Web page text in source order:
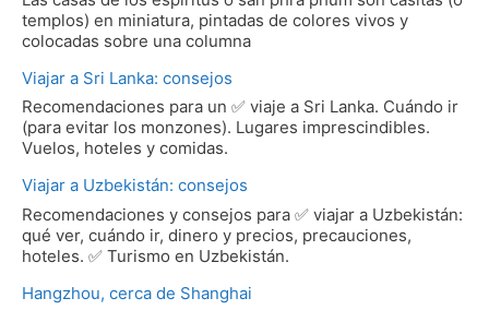
templos) en miniatura, pintadas de colores vivos y
colocadas sobre una columna
Viajar a Sri Lanka: consejos
Recomendaciones para un ✅ viaje a Sri Lanka. Cuándo ir
(para evitar los monzones). Lugares imprescindibles.
Vuelos, hoteles y comidas.
Viajar a Uzbekistán: consejos
Recomendaciones y consejos para ✅ viajar a Uzbekistán:
qué ver, cuándo ir, dinero y precios, precauciones,
hoteles. ✅ Turismo en Uzbekistán.
Hangzhou, cerca de Shanghai